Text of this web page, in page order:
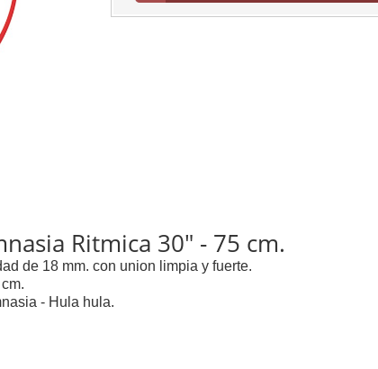
Ritmica 30" - 75 cm.
de 18 mm. con union limpia y fuerte.
- Hula hula.